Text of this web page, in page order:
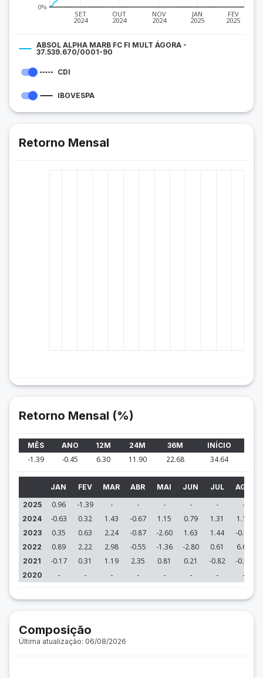
SET
2024
OUT
2024
NOV
2024
JAN
2025
FEV
2025
0%
ABSOL ALPHA MARB FC FI MULT ÁGORA -
37.539.670/0001-90
CDI
IBOVESPA
Retorno Mensal
Retorno Mensal (%)
MÊS ANO 12M 24M 36M INÍCIO
-1.39 -0.45 6.30 11.90 22.68 34.64
JAN FEV MAR ABR MAI JUN JUL AGO
2025
0.96 -1.39 - - - - - -
2024 -0.63 0.32 1.43 -0.67 1.15 0.79 1.31 1.16
2023 0.35 0.63 2.24 -0.87 -2.60 1.63 1.44 -0.17
2022 0.89 2.22 2.98 -0.55 -1.36 -2.80 0.61 6.64
2021 -0.17 0.31 1.19 2.35 0.81 0.21 -0.82 -0.50
2020 - - - - - - - -
Composição
Última atualização: 06/08/2026